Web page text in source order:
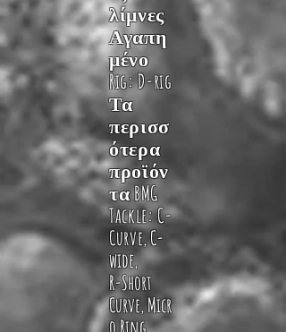
λίμνες
Αγαπη
μένο
Rig:D-rig
Τα
περισσ
ότερα
προϊόν
τα BMG
Tackle:C-
Curve,C-
wide,
R-Short
Curve,Micr